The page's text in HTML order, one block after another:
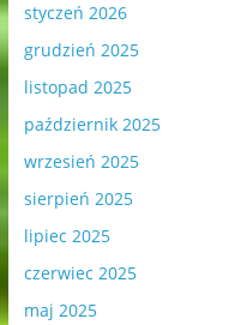
styczeń 2026
grudzień 2025
listopad 2025
październik 2025
wrzesień 2025
sierpień 2025
lipiec 2025
czerwiec 2025
maj 2025